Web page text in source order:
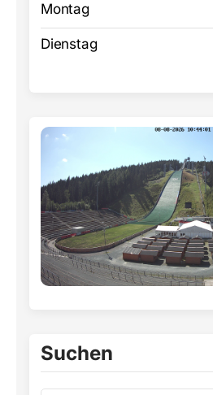
Montag
Dienstag
Suchen